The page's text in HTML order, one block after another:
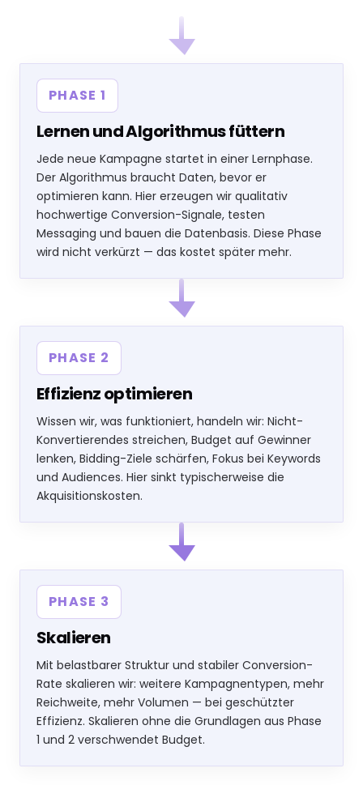
PHASE 1
Lernen und Algorithmus füttern
Jede neue Kampagne startet in einer Lernphase.
Der Algorithmus braucht Daten, bevor er
optimieren kann. Hier erzeugen wir qualitativ
hochwertige Conversion-Signale, testen
Messaging und bauen die Datenbasis. Diese Phase
wird nicht verkürzt — das kostet später mehr.
PHASE 2
Effizienz optimieren
Wissen wir, was funktioniert, handeln wir: Nicht-
Konvertierendes streichen, Budget auf Gewinner
lenken, Bidding-Ziele schärfen, Fokus bei Keywords
und Audiences. Hier sinkt typischerweise die
Akquisitionskosten.
PHASE 3
Skalieren
Mit belastbarer Struktur und stabiler Conversion-
Rate skalieren wir: weitere Kampagnentypen, mehr
Reichweite, mehr Volumen — bei geschützter
Effizienz. Skalieren ohne die Grundlagen aus Phase
1 und 2 verschwendet Budget.